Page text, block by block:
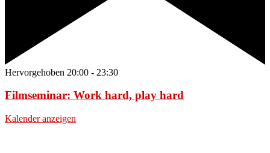
Hervorgehoben 20:00 - 23:30
Filmseminar: Work hard, play hard
Kalender anzeigen